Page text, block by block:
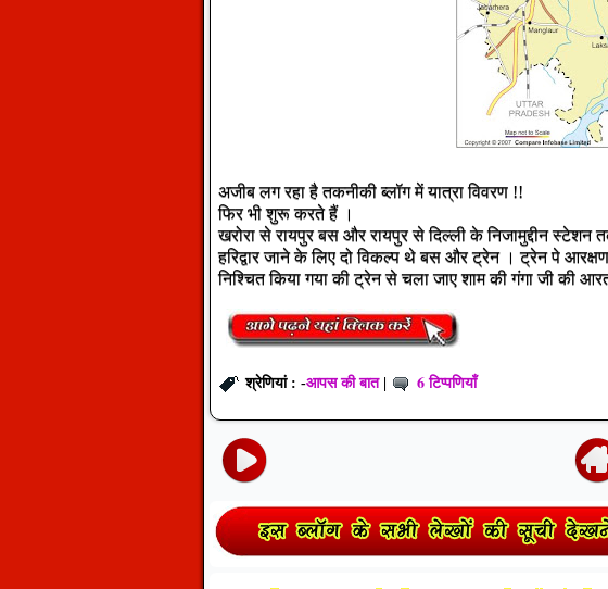
अजीब लग रहा है तकनीकी ब्लॉग में यात्रा विवरण !!
फिर भी शुरू करते हैं ।
खरोरा से रायपुर बस और रायपुर से दिल्ली के निजामुद्दीन स्टेशन
हरिद्वार जाने के लिए दो विकल्प थे बस और ट्रेन । ट्रेन पे
निश्चित किया गया की ट्रेन से चला जाए शाम की गंगा जी की
श्रेणियां : -आपस की बात| 6 टिप्पणियाँ